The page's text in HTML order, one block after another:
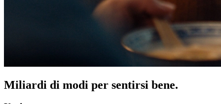
Miliardi di modi per sentirsi bene.